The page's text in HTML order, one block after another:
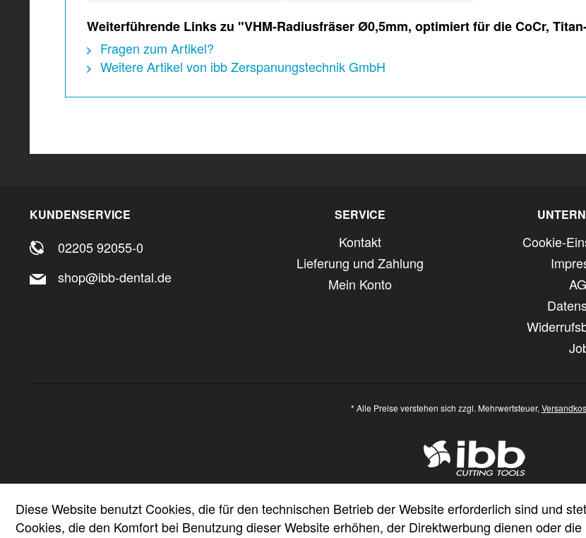
Weiterführende Links zu "VHM-Radiusfräser Ø0,5mm, optimiert für die CoCr,
Fragen zum Artikel?
Weitere Artikel von ibb Zerspanungstechnik GmbH
KUNDENSERVICE
02205 92055-0
shop@ibb-dental.de
SERVICE
Kontakt
Lieferung und Zahlung
Mein Konto
Cookie-
* Alle Preise verstehen sich zzgl. Mehrwertsteuer,
Diese Website benutzt Cookies, die für den technischen Betrieb der Website erforderlich sind und
Cookies, die den Komfort bei Benutzung dieser Website erhöhen, der Direktwerbung dienen oder